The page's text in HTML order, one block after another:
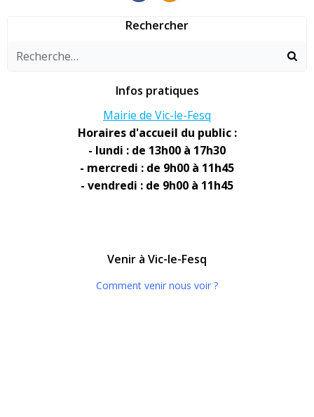
Rechercher
Infos pratiques
Mairie de Vic-le-Fesq
Horaires d'accueil du public :
- lundi : de 13h00 à 17h30
- mercredi : de 9h00 à 11h45
- vendredi : de 9h00 à 11h45
Venir à Vic-le-Fesq
Comment venir nous voir ?